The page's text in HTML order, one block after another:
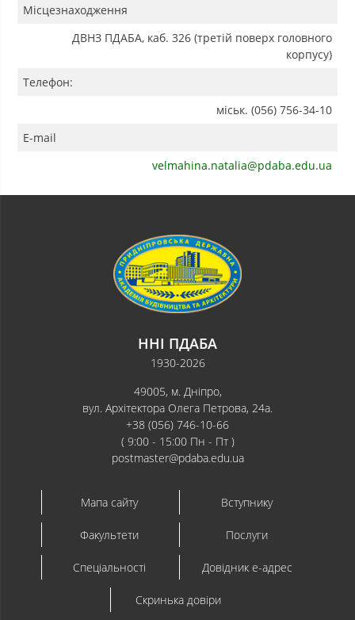
Місцезнаходження
ДВНЗ ПДАБА, каб. 326 (третій поверх головного
корпусу)
Телефон:
міськ. (056) 756-34-10
E-mail
velmahina.natalia@pdaba.edu.ua
ННІ ПДАБА
1930-2026
49005, м. Дніпро,
вул. Архітектора Олега Петрова, 24а.
+38 (056) 746-10-66
( 9:00 - 15:00 Пн - Пт )
postmaster@pdaba.edu.ua
Мапа сайту Вступнику
Факультети Послуги
Спеціальності Довідник e-адрес
Скринька довіри